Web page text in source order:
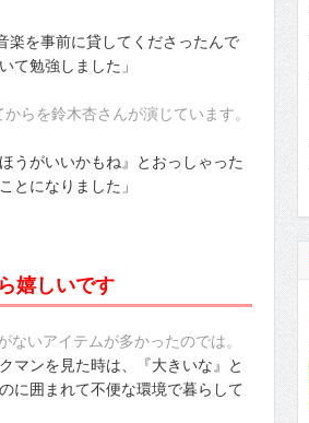
楽を事前に貸してくださったんで
て勉強しました」
らを鈴木杏さんが演じています。
うがいいかもね』とおっしゃった
とになりました」
嬉しいです
いアイテムが多かったのでは。
マンを見た時は、『大きいな』と
に囲まれて不便な環境で暮らして